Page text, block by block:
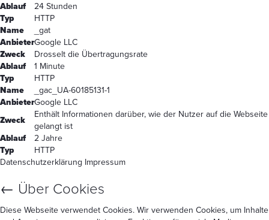
Ablauf
24 Stunden
Typ
HTTP
Name
_gat
AnbieterGoogle LLC
Zweck
Drosselt die Übertragungsrate
Ablauf
1 Minute
Typ
HTTP
Name
_gac_UA-60185131-1
AnbieterGoogle LLC
Zweck
Enthält Informationen darüber, wie der Nutzer auf die Webseite
gelangt ist
Ablauf
2 Jahre
Typ
HTTP
Datenschutzerklärung Impressum
← Über Cookies
Diese Webseite verwendet Cookies. Wir verwenden Cookies, um Inhalte